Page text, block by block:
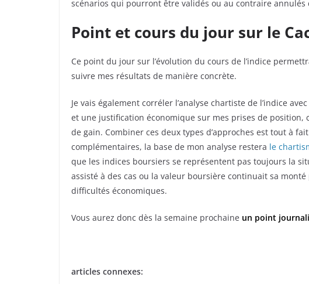
scénarios qui pourront être validés ou au contraire
Point et cours du jour sur le
Ce point du jour sur l’évolution du cours de l’indice
suivre mes résultats de manière concrète.
Je vais également corréler l’analyse chartiste de l’indice
et une justification économique sur mes prises de
de gain. Combiner ces deux types d’approches est tout à
complémentaires, la base de mon analyse restera le
que les indices boursiers se représentent pas toujours la
assisté à des cas ou la valeur boursière continuait sa
difficultés économiques.
Vous aurez donc dès la semaine prochaine un point
articles connexes: